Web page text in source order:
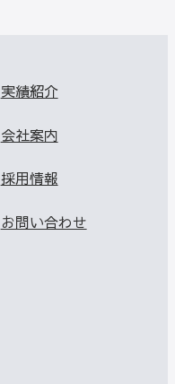
実績紹介
会社案内
採用情報
お問い合わせ